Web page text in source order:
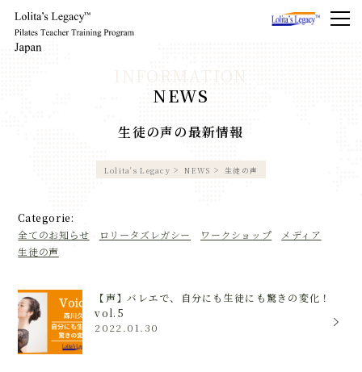
NEWS
生徒の声の最新情報
Lolita's Legacy NEWS 生徒の声
Categorie:
全てのお知らせ
ロリータズレガシー ワークショップ
メディア
生徒の声
【声】バレエで、自分にも生徒にも驚きの変化！
vol.5
2022.01.30